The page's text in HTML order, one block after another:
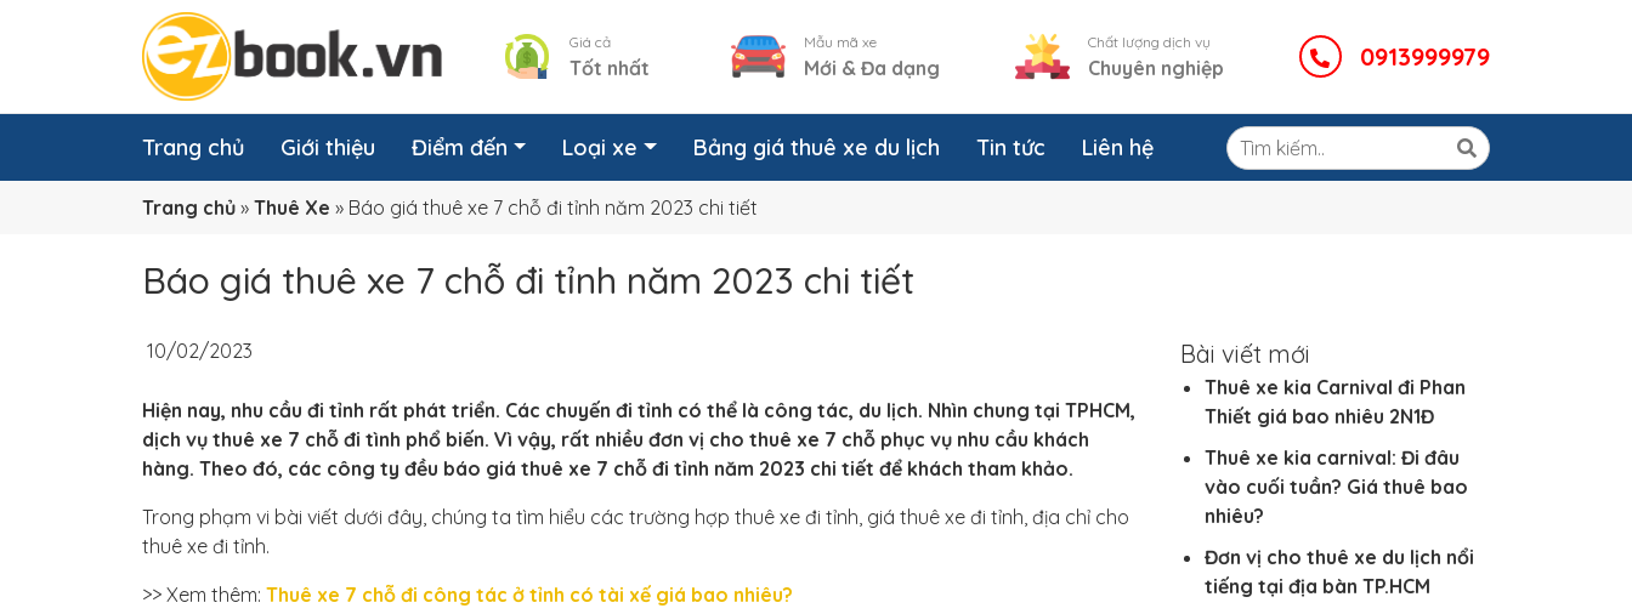
Giá cả
Tốt nhất
Mẫu mã xe
Mới & Đa dạng
Chất lượng dịch vụ
Chuyên nghiệp 0913999979
Trang chủ Giới thiệu Điểm đến Loại xe Bảng giá thuê xe du lịch Tin tức Liên hệ
Trang chủ » Thuê Xe » Báo giá thuê xe 7 chỗ đi tỉnh năm 2023 chi tiết
Báo giá thuê xe 7 chỗ đi tỉnh năm 2023 chi tiết
10/02/2023
Hiện nay, nhu cầu đi tỉnh rất phát triển. Các chuyến đi tỉnh có thể là công tác, du lịch. Nhìn chung tại TPHCM,
dịch vụ thuê xe 7 chỗ đi tình phổ biến. Vì vậy, rất nhiều đơn vị cho thuê xe 7 chỗ phục vụ nhu cầu khách
hàng. Theo đó, các công ty đều báo giá thuê xe 7 chỗ đi tỉnh năm 2023 chi tiết để khách tham khảo.
Trong phạm vi bài viết dưới đây, chúng ta tìm hiểu các trường hợp thuê xe đi tỉnh, giá thuê xe đi tỉnh, địa chỉ cho
thuê xe đi tỉnh.
>> Xem thêm: Thuê xe 7 chỗ đi công tác ở tỉnh có tài xế giá bao nhiêu?
Bài viết mới
Thuê xe kia Carnival đi Phan
Thiết giá bao nhiêu 2N1Đ
Thuê xe kia carnival: Đi đâu
vào cuối tuần? Giá thuê bao
nhiêu?
Đơn vị cho thuê xe du lịch nổi
tiếng tại địa bàn TP.HCM